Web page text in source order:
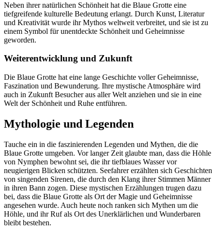
Neben ihrer natürlichen Schönheit hat die Blaue Grotte eine
tiefgreifende kulturelle Bedeutung erlangt. Durch Kunst, Literatur
und Kreativität wurde ihr Mythos weltweit verbreitet, und sie ist zu
einem Symbol für unentdeckte Schönheit und Geheimnisse
geworden.
Weiterentwicklung und Zukunft
Die Blaue Grotte hat eine lange Geschichte voller Geheimnisse,
Faszination und Bewunderung. Ihre mystische Atmosphäre wird
auch in Zukunft Besucher aus aller Welt anziehen und sie in eine
Welt der Schönheit und Ruhe entführen.
Mythologie und Legenden
Tauche ein in die faszinierenden Legenden und Mythen, die die
Blaue Grotte umgeben. Vor langer Zeit glaubte man, dass die Höhle
von Nymphen bewohnt sei, die ihr tiefblaues Wasser vor
neugierigen Blicken schützten. Seefahrer erzählten sich Geschichten
von singenden Sirenen, die durch den Klang ihrer Stimmen Männer
in ihren Bann zogen. Diese mystischen Erzählungen trugen dazu
bei, dass die Blaue Grotte als Ort der Magie und Geheimnisse
angesehen wurde. Auch heute noch ranken sich Mythen um die
Höhle, und ihr Ruf als Ort des Unerklärlichen und Wunderbaren
bleibt bestehen.